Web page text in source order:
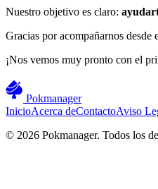
Nuestro objetivo es claro:
Gracias por acompañarnos
¡Nos vemos muy pronto con el
Pokmanager
InicioAcerca deContactoAviso
© 2026 Pokmanager. Todos los